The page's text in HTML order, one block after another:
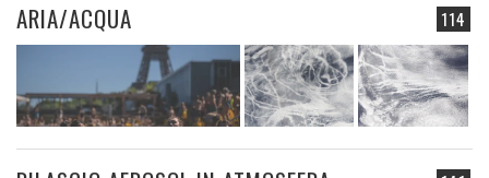
114
ARIA/ACQUA